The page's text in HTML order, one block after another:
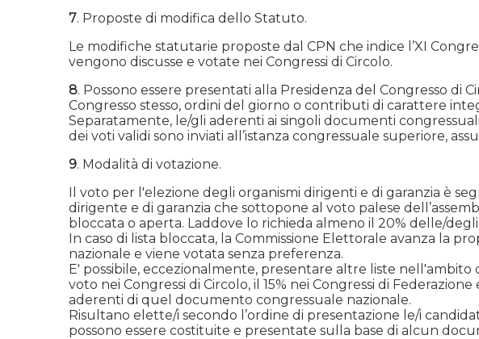
7. Proposte di modifica dello Statuto.
Le modifiche statutarie proposte dal CPN che indice l’XI
vengono discusse e votate nei Congressi di Circolo.
8. Possono essere presentati alla Presidenza del Congresso di
Congresso stesso, ordini del giorno o contributi di carattere
Separatamente, le/gli aderenti ai singoli documenti
dei voti validi sono inviati all’istanza congressuale superiore,
9. Modalità di votazione.
Il voto per l'elezione degli organismi dirigenti e di garanzia è
dirigente e di garanzia che sottopone al voto palese
bloccata o aperta. Laddove lo richieda almeno il 20% delle/
In caso di lista bloccata, la Commissione Elettorale avanza la
nazionale e viene votata senza preferenza.
E' possibile, eccezionalmente, presentare altre liste
voto nei Congressi di Circolo, il 15% nei Congressi di
aderenti di quel documento congressuale nazionale.
Risultano elette/i secondo l’ordine di presentazione le/i
possono essere costituite e presentate sulla base di alcun